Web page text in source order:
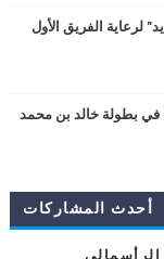
لرعاية الفريق الأول
في بطولة خالد بن محمد
أحدث المشاركات
الرأسمالي